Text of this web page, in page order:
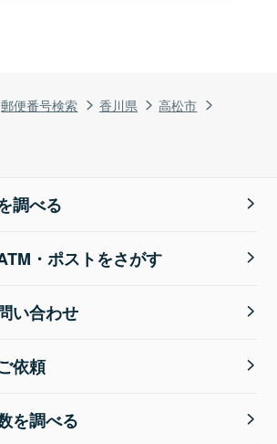
郵便番号検索 香川県
高松市
調べる
・ポストをさがす
い合わせ
依頼
を調べる